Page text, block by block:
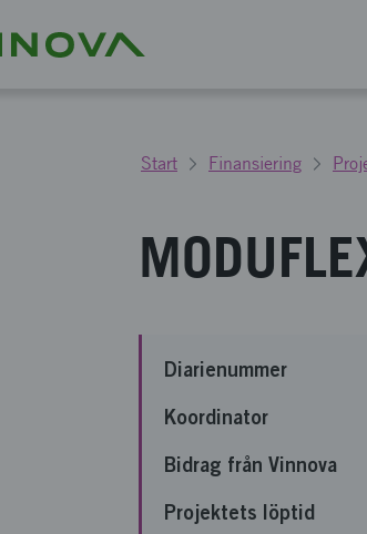
Start Finansiering
Diarienummer
Koordinator
Bidrag från Vinnova
Projektets löptid